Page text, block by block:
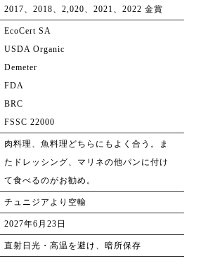
2017、2018、2,020、2021、2022 金賞
EcoCert SA
USDA Organic
Demeter
FDA
BRC
FSSC 22000
肉料理、魚料理どちらにもよく合う。ま
たドレッシング、マリネの他パンに付け
て食べるのがお勧め。
チュニジアより空輸
2027年6月23日
直射日光・高温を避け、暗所保存